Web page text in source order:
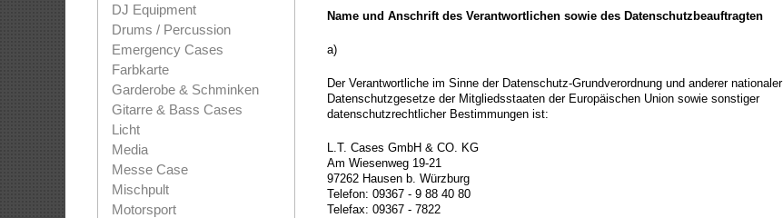
DJ Equipment
Drums / Percussion
Emergency Cases
Farbkarte
Garderobe & Schminken
Gitarre & Bass Cases
Licht
Media
Messe Case
Mischpult
Motorsport
Name und Anschrift des Verantwortlichen sowie des Datenschutzbeauftragten
a)
Der Verantwortliche im Sinne der Datenschutz-Grundverordnung und anderer nationaler
Datenschutzgesetze der Mitgliedsstaaten der Europäischen Union sowie sonstiger
datenschutzrechtlicher Bestimmungen ist:
L.T. Cases GmbH & CO. KG
Am Wiesenweg 19-21
97262 Hausen b. Würzburg
Telefon: 09367 - 9 88 40 80
Telefax: 09367 - 7822